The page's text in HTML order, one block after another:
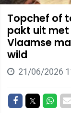
Topchef of
pakt uit
Vlaamse
wild
21/06/2026
Delen opDelen